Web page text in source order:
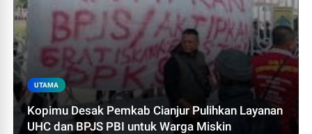
UTAMA
Kopimu Desak Pemkab Cianjur Pulihkan Layanan
UHC dan BPJS PBI untuk Warga Miskin